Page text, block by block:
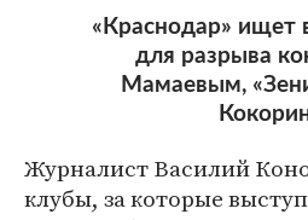
«Краснодар» ищет
для разрыва
Мамаевым,
Журналист Василий
клубы, за которые